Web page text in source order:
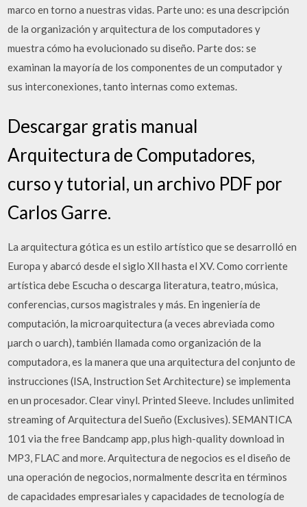
marco en torno a nuestras vidas. Parte uno: es una descripción
de la organización y arquitectura de los computadores y
muestra cómo ha evolucionado su diseño. Parte dos: se
examinan la mayoría de los componentes de un computador y
sus interconexiones, tanto internas como extemas.
Descargar gratis manual
Arquitectura de Computadores,
curso y tutorial, un archivo PDF por
Carlos Garre.
La arquitectura gótica es un estilo artístico que se desarrolló en
Europa y abarcó desde el siglo Xll hasta el XV. Como corriente
artística debe Escucha o descarga literatura, teatro, música,
conferencias, cursos magistrales y más. En ingeniería de
computación, la microarquitectura (a veces abreviada como
µarch o uarch), también llamada como organización de la
computadora, es la manera que una arquitectura del conjunto de
instrucciones (ISA, Instruction Set Architecture) se implementa
en un procesador. Clear vinyl. Printed Sleeve. Includes unlimited
streaming of Arquitectura del Sueño (Exclusives). SEMANTICA
101 via the free Bandcamp app, plus high-quality download in
MP3, FLAC and more. Arquitectura de negocios es el diseño de
una operación de negocios, normalmente descrita en términos
de capacidades empresariales y capacidades de tecnología de